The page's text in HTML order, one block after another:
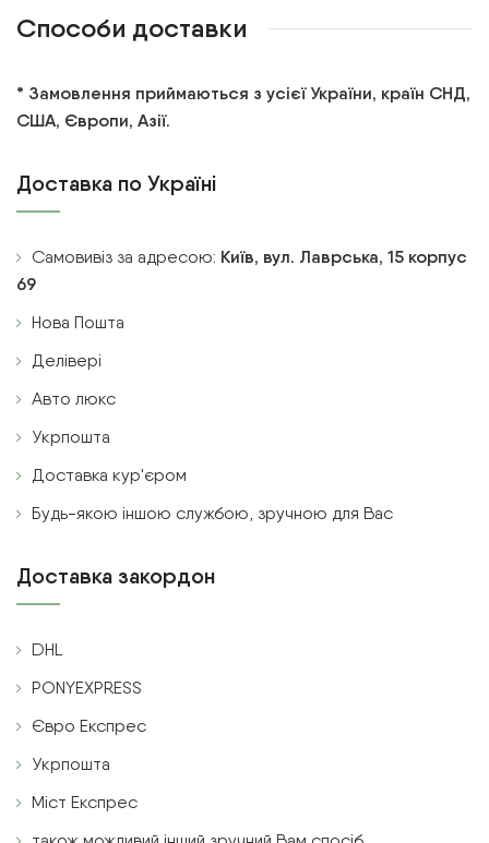
Способи доставки
* Замовлення приймаються з усієї України, країн СНД,
США, Європи, Азії.
Доставка по Україні
Самовивіз за адресою: Київ, вул. Лаврська, 15 корпус
69
Нова Пошта
Делівері
Авто люкс
Укрпошта
Доставка кур'єром
Будь-якою іншою службою, зручною для Вас
Доставка закордон
DHL
PONYEXPRESS
Євро Експрес
Укрпошта
Міст Експрес